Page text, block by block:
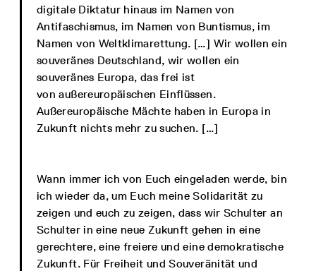
digitale Diktatur hinaus im Namen von
Antifaschismus, im Namen von Buntismus, im
Namen von Weltklimarettung. […] Wir wollen ein
souveränes Deutschland, wir wollen ein
souveränes Europa, das frei ist
von außereuropäischen Einflüssen.
Außereuropäische Mächte haben in Europa in
Zukunft nichts mehr zu suchen. […]
Wann immer ich von Euch eingeladen werde, bin
ich wieder da, um Euch meine Solidarität zu
zeigen und euch zu zeigen, dass wir Schulter an
Schulter in eine neue Zukunft gehen in eine
gerechtere, eine freiere und eine demokratische
Zukunft. Für Freiheit und Souveränität und